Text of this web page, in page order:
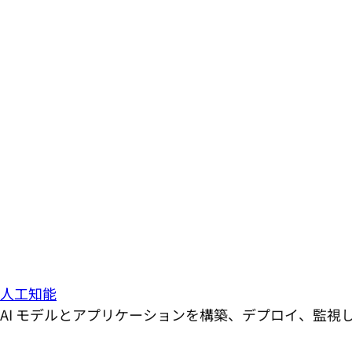
人工知能
AI モデルとアプリケーションを構築、デプロイ、監視